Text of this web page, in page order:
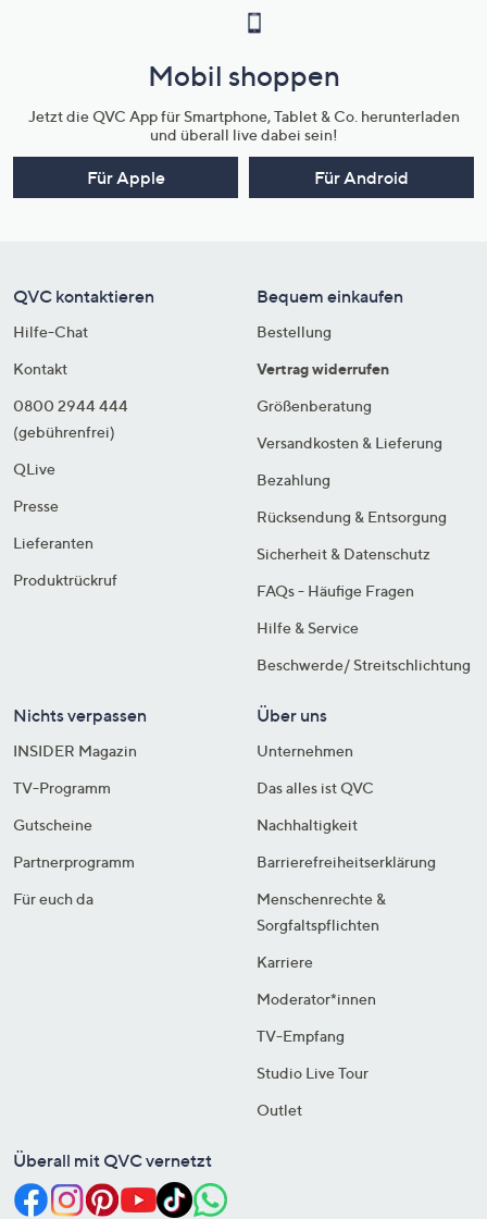
Mobil shoppen
Jetzt die QVC App für Smartphone, Tablet & Co. herunterladen
und überall live dabei sein!
Für Apple Für Android
QVC kontaktieren
Hilfe-Chat
Kontakt
0800 2944 444
(gebührenfrei)
QLive
Presse
Lieferanten
Produktrückruf
Bequem einkaufen
Bestellung
Vertrag widerrufen
Größenberatung
Versandkosten & Lieferung
Bezahlung
Rücksendung & Entsorgung
Sicherheit & Datenschutz
FAQs - Häufige Fragen
Hilfe & Service
Beschwerde/ Streitschlichtung
Nichts verpassen
INSIDER Magazin
TV-Programm
Gutscheine
Partnerprogramm
Für euch da
Über uns
Unternehmen
Das alles ist QVC
Nachhaltigkeit
Barrierefreiheitserklärung
Menschenrechte &
Sorgfaltspflichten
Karriere
Moderator*innen
TV-Empfang
Studio Live Tour
Outlet
Überall mit QVC vernetzt